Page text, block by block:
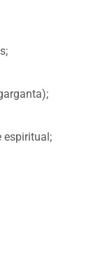
espiritual;